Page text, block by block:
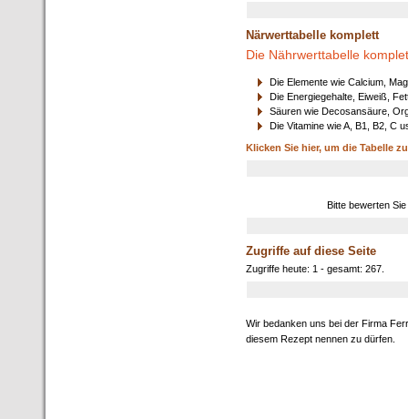
Närwerttabelle komplett
Die Nährwerttabelle
Die Elemente wie Calcium,
Die Energiegehalte, Eiweiß,
Säuren wie Decosansäure,
Die Vitamine wie A, B1, B2, C
Klicken Sie hier, um die Tabelle
Bitte bewerten
Zugriffe auf diese Seite
Zugriffe heute: 1 - gesamt: 267.
Wir bedanken uns bei der Firma
diesem Rezept nennen zu dürfen.